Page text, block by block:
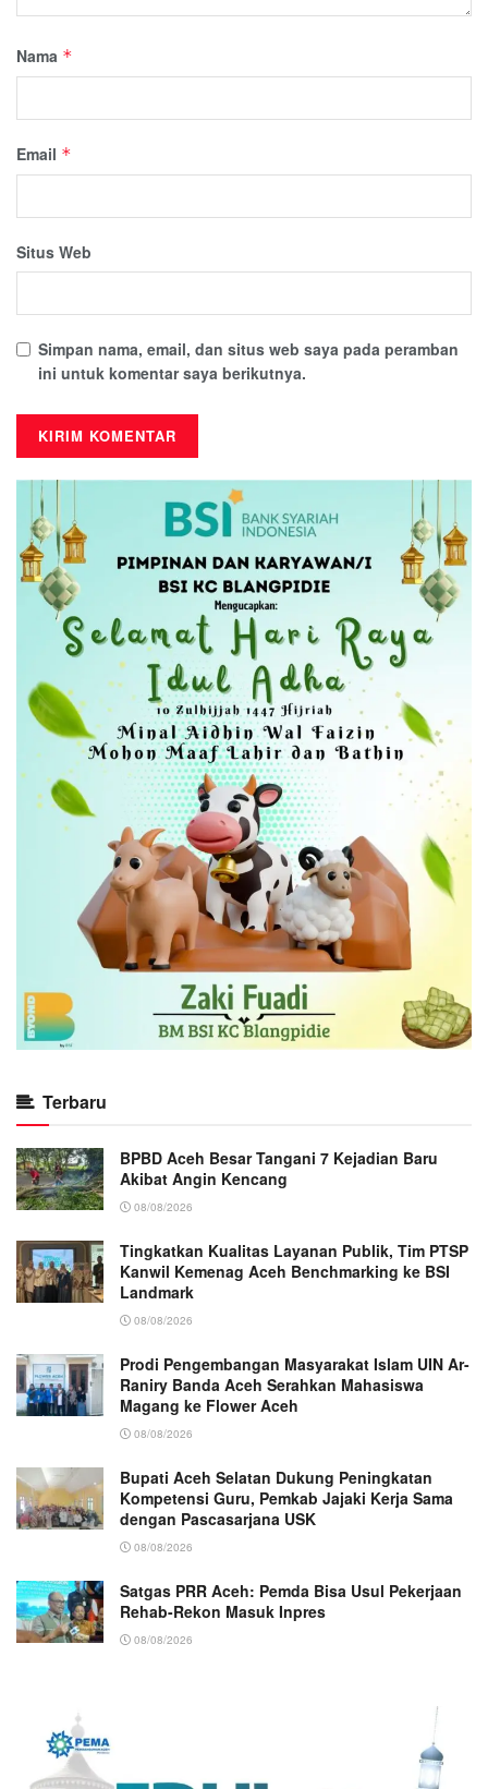
Nama *
Email *
Situs Web
Simpan nama, email, dan situs web saya pada peramban
ini untuk komentar saya berikutnya.
Terbaru
BPBD Aceh Besar Tangani 7 Kejadian Baru
Akibat Angin Kencang
08/08/2026
Tingkatkan Kualitas Layanan Publik, Tim PTSP
Kanwil Kemenag Aceh Benchmarking ke BSI
Landmark
08/08/2026
Prodi Pengembangan Masyarakat Islam UIN Ar-
Raniry Banda Aceh Serahkan Mahasiswa
Magang ke Flower Aceh
08/08/2026
Bupati Aceh Selatan Dukung Peningkatan
Kompetensi Guru, Pemkab Jajaki Kerja Sama
dengan Pascasarjana USK
08/08/2026
Satgas PRR Aceh: Pemda Bisa Usul Pekerjaan
Rehab-Rekon Masuk Inpres
08/08/2026